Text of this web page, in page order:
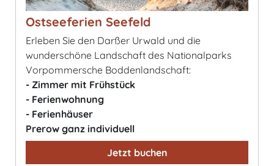
Ostseeferien Seefeld
Erleben Sie den Darßer Urwald und die
wunderschöne Landschaft des Nationalparks
Vorpommersche Boddenlandschaft:
- Zimmer mit Frühstück
- Ferienwohnung
- Ferienhäuser
Prerow ganz individuell
Jetzt buchen